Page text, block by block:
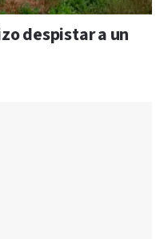
despistar a un